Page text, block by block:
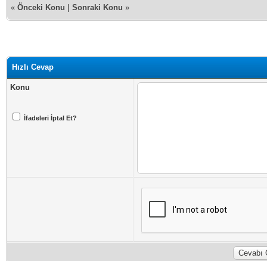
« Önceki Konu Sonraki Konu »
Hızlı Cevap
Konu
İfadeleri İptal Et?